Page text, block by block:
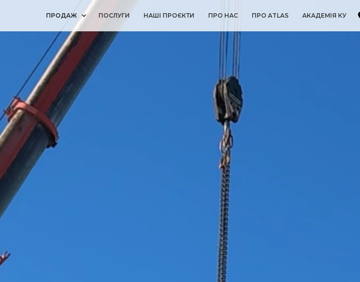
ПРОДАЖ ПОСЛУГИ НАШІ ПРОЄКТИ ПРО НАС ПРО ATLAS АКАДЕМІЯ КУ